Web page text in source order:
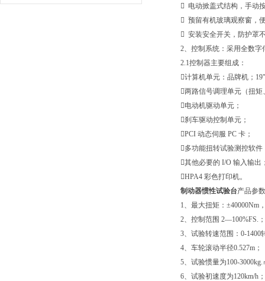
 电动掀盖式结构，手动
 预留有机玻璃观察窗，
 安装安全开关，防护罩
2、 控制系统：采用全数字
2.1控制器主要组成：
计算机单元：品牌机；
两路信号调理单元（扭矩
电动机驱动单元；
刹车驱动控制单元；
PCI 动态伺服 PC 卡；
多功能扭转试验测控软件
其他必要的 I/O 输入输出
HPA4 彩色打印机。
制动器惯性试验台产品参
1、最大扭矩：±40000Nm
2、控制范围 2—100%FS.；
3、试验转速范围：0-1400
4、车轮滚动半径0.527m；
5、试验惯量为100-3000kg.
6、试验初速度为120km/h；